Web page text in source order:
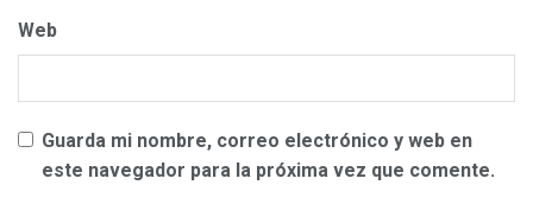
Web
Guarda mi nombre, correo electrónico y web en
este navegador para la próxima vez que comente.